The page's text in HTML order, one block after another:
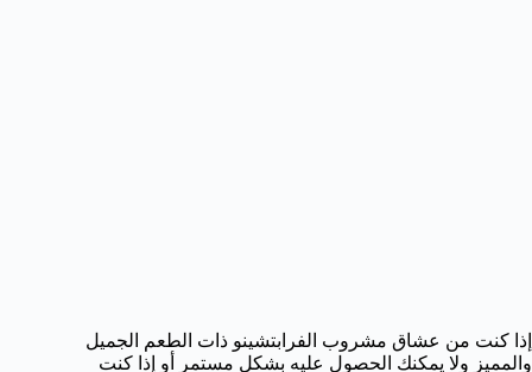
إذا كنت من عشاق مشروب الفرابتشينو ذات الطعم الجميل
والمميز ولا يمكنك الحصول عليه بشكل مستمر أو إذا كنت